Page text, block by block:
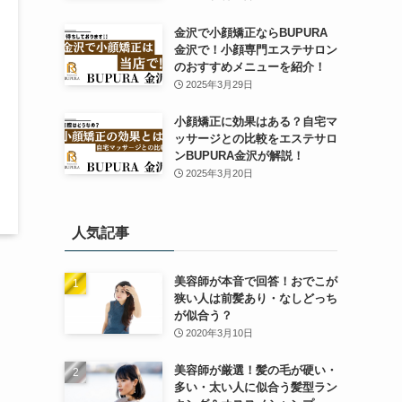
金沢で小顔矯正ならBUPURA
金沢で！小顔専門エステサロン
のおすすめメニューを紹介！
2025年3月29日
小顔矯正に効果はある？自宅マ
ッサージとの比較をエステサロ
ンBUPURA金沢が解説！
2025年3月20日
人気記事
美容師が本音で回答！おでこが
狭い人は前髪あり・なしどっち
が似合う？
2020年3月10日
美容師が厳選！髪の毛が硬い・
多い・太い人に似合う髪型ラン